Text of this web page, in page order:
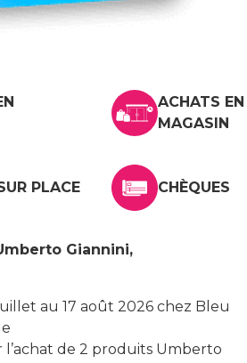
ACHATS EN
MAGASIN
PLACE CHÈQUES
Giannini,
au 17 août 2026 chez Bleu
l’achat de 2 produits Umberto